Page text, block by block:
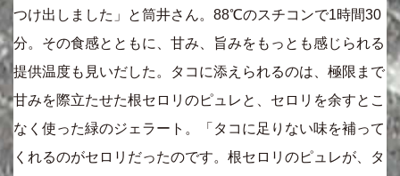
つけ出しました」と筒井さん。88℃のスチコンで1時間30
分。その食感とともに、甘み、旨みをもっとも感じられる
提供温度も見いだした。タコに添えられるのは、極限まで
甘みを際立たせた根セロリのピュレと、セロリを余すとこ
なく使った緑のジェラート。「タコに足りない味を補って
くれるのがセロリだったのです。根セロリのピュレが、タ